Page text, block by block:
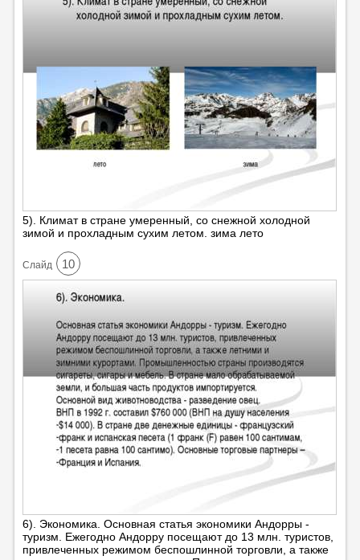
5). Климат в стране умеренный, со снежной холодной
зимой и прохладным сухим летом. зима лето
Cлайд 10
6). Экономика. Основная статья экономики Андорры -
туризм. Ежегодно Андорру посещают до 13 млн. туристов,
привлеченных режимом беспошлинной торговли, а также